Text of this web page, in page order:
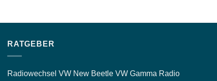
RATGEBER
Radiowechsel VW New Beetle VW Gamma Radio